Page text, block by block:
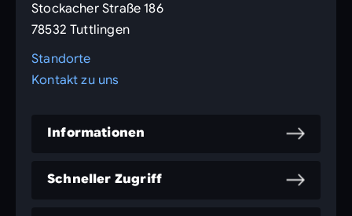
Stockacher Straße 186
78532 Tuttlingen
Standorte
Kontakt zu uns
Informationen
Schneller Zugriff